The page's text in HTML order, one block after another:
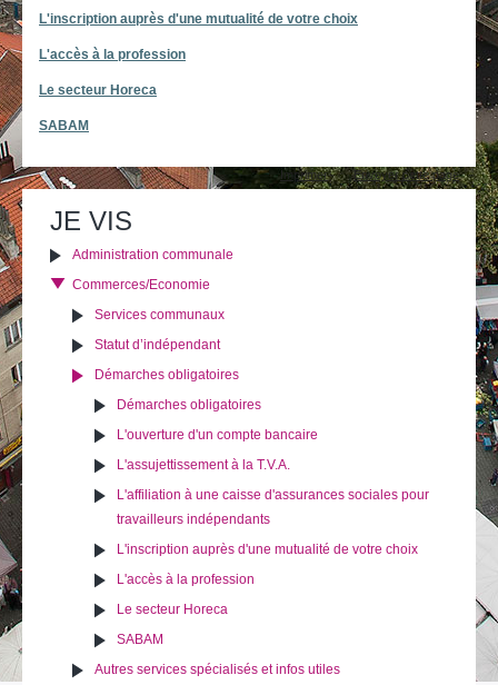
Actualités
L'inscription auprès d'une mutualité de votre choix
L'accès à la profession
Le secteur Horeca
SABAM
sur
Imprimer Envoyer cette page
JE VIS
Administration communale
Commerces/Economie
Services communaux
Statut d’indépendant
Démarches obligatoires
Démarches obligatoires
L'ouverture d'un compte bancaire
L'assujettissement à la T.V.A.
L'affiliation à une caisse d'assurances sociales pour
travailleurs indépendants
L'inscription auprès d'une mutualité de votre choix
L'accès à la profession
Le secteur Horeca
SABAM
Autres services spécialisés et infos utiles